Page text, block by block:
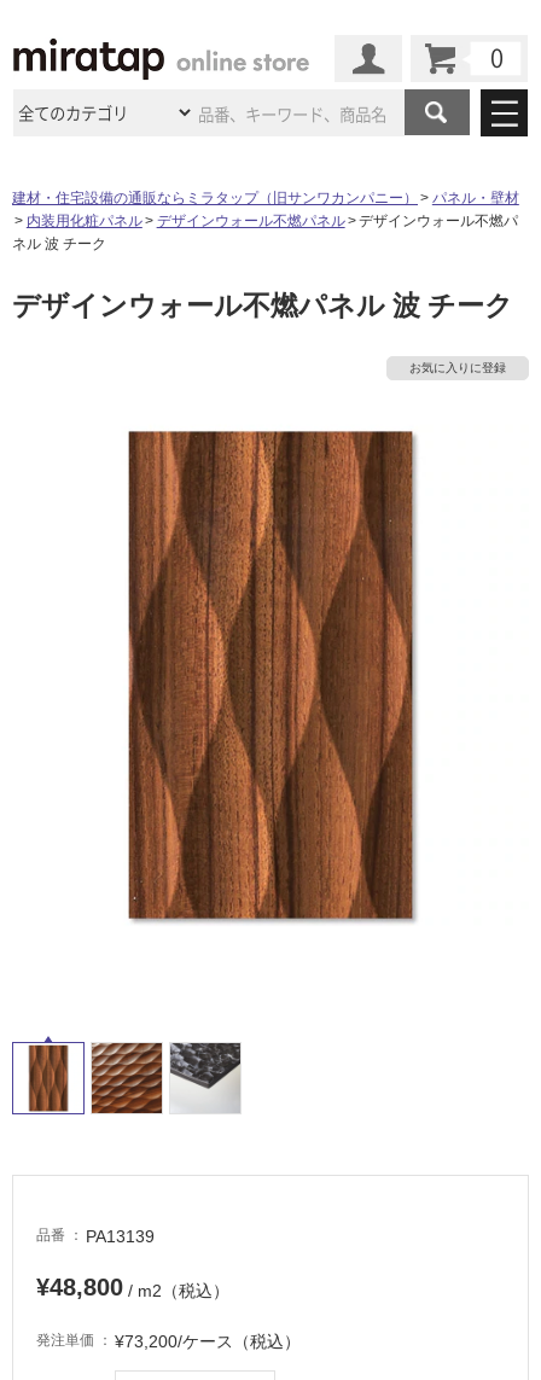
商品カテゴリ
洗面所・水回り
キッチン 浴室（風呂・バスルー
ウッドデッキ フローリング・
インテリア・家具
ペット用品
内装用建材 パネル・壁材
ロートアイアン 天然石・石材
メンテナンス・ 施工材 新商品
施工事例
施工事例 法人案件納入事例
インタビュー
ショールーム
ショールーム 京都ショールーム
ショールーム 札幌スマート
ショールー
ム
横浜スマートショールー
ウェルビーみのお
BOX
ご利用ガイド 初めての方へ
よくある質問 お問い合わせ
修理お問い合わせ クレーム公開
説明書・図面検索 水まわり 3年保証
お役立ち情報 住まいの
スタイリング
アイデア
ミラタップ チャンネル
オンライン相談
その他サービス
ミラタップと 創る家
工事会社紹介Coziコンシ
ェルジュ
自分らしい家づくり
最高のリノベ会社が
かるリノベりす
建材・住宅設備の通販ならミラタップ（旧サンワカンパニー）
パネル・壁材
内装用化粧パネル
デザインウォール不燃パネル
デザインウォール不燃パ
ネル 波 チーク
デザインウォール不燃パネル 波 チーク
お気に入りに登録
品番 PA13139
¥48,800 / m2（税込）
発注単価 ¥73,200/ケース（税込）